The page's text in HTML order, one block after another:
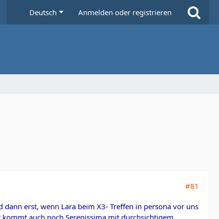
Deutsch Anmelden oder registrieren
#81
erst, wenn Lara beim X3- Treffen in persona vor uns
auch noch Serenissima mit durchsichtigem